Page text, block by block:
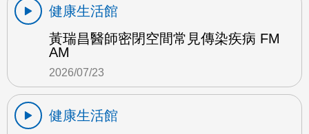
健康生活館
黃瑞昌醫師密閉空間常見傳染疾病 FM
AM
2026/07/23
健康生活館